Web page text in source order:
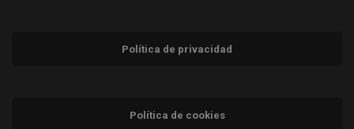
Política de privacidad
Política de cookies